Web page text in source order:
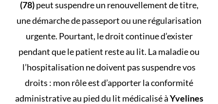
(78)peut suspendre un renouvellement de titre,
une démarche de passeport ou une régularisation
urgente. Pourtant, le droit continue d’exister
pendant que le patient reste au lit. La maladie ou
l’hospitalisation ne doivent pas suspendre vos
droits : mon rôle est d’apporter la conformité
administrative au pied du lit médicalisé àYvelines